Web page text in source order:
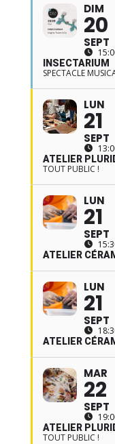
DIM
20
SEPT
INSECTARIUM
SPECTACLE
LUN
21
SEPT
ATELIER
TOUT PUBLIC !
LUN
21
SEPT
ATELIER
LUN
21
SEPT
ATELIER
MAR
22
SEPT
ATELIER
TOUT PUBLIC !